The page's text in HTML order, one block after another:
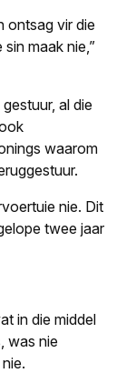
ontsag vir die
maak nie,”
al die
waarom
nie. Dit
twee jaar
in die middel
was nie